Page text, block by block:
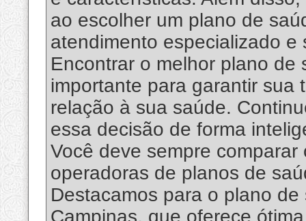
ao escolher um plano de
atendimento especializado e
Encontrar o melhor plano de
importante para garantir sua
relação à sua saúde.
essa decisão de forma
Você deve sempre
operadoras de planos de
Destacamos para o plano